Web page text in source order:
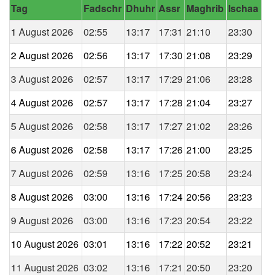
Tag Fadschr Dhuhr Assr Maghrib Ischaa
1 August 2026
02:55 13:17 17:31 21:10
23:30
2 August 2026
02:56 13:17 17:30 21:08
23:29
3 August 2026
02:57 13:17 17:29 21:06
23:28
4 August 2026
02:57 13:17 17:28 21:04
23:27
5 August 2026
02:58 13:17 17:27 21:02
23:26
6 August 2026
02:58 13:17 17:26 21:00
23:25
7 August 2026
02:59 13:16 17:25 20:58
23:24
8 August 2026
03:00 13:16 17:24 20:56
23:23
9 August 2026
03:00 13:16 17:23 20:54
23:22
10 August 2026 03:01 13:16 17:22 20:52
23:21
11 August 2026 03:02 13:16 17:21 20:50
23:20